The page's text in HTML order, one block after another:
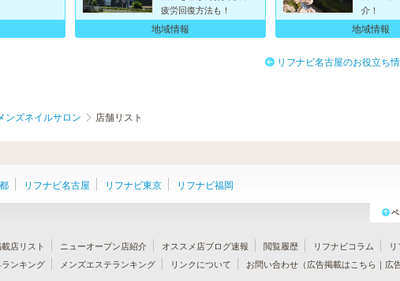
疲労回復方法も！
地域情報
介！
地域情報
リフナビ名古屋のお役立ち
ンズネイルサロン 店舗リスト
リフナビ名古屋 リフナビ東京 リフナビ福岡
店リスト ニューオープン店紹介 オススメ店ブログ速報 閲覧履歴 リフナビコラム
ンキング メンズエステランキング リンクについて お問い合わせ（広告掲載はこちら ｜ 広